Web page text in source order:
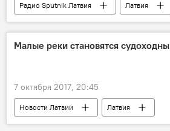
Радио Sputnik Латвия
Латвия
Дайнис Гашпуйтис
Министерство сообщения
Малые реки становятся
7 октября 2017, 20:45
Новости Латвии
Латвия
Аматский край
Курземе